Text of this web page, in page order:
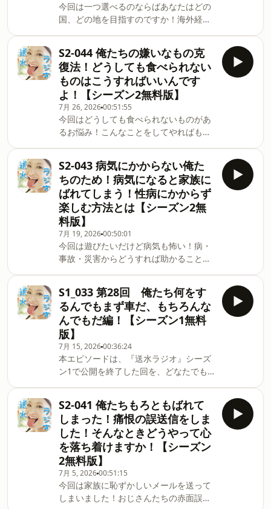
今回は一つ選べるのならばあなたはどの
国、どの地を目指すのですか！海外経験
ここだ！どなり:ジャニーさんの濃厚な
M!LKトークテーマ:情熱のタロイモ改め
三度の飯よりマン屁好き本エピソードは
シーズン2の無料版です。Apple Podcast
のサブスクに登録いただくと毎週エピソ
ードが届き、公開を終了していたシーズ
ン1のエピソードもアーカイブとして順
次お聴きいただけます。サブスクは
Apple Podcast限定となります。ご登録
のうえお楽しみください。番組へのメッ
セージはこちらか
ら⁠https://forms.gle/uGtvhtGgPuRYRLv17
S2-044 俺たちの嫌いなもの克
復法！どうしても食べられない
ものはこうすればいいんです
よ！【シーズン2無料版】
7月 26, 202600:51:55
今回はどうしても食べられないものがあ
るお悩み！こんなことをしてやればもう
まいなよ！どなり:SK大使のギノトーク
テーマ:体調の悪い隊長本エピソードはシ
ーズン2の無料版です。Apple Podcastの
サブスクに登録いただくと毎週エピソー
ドが届き、公開を終了していたシーズン
1のエピソードもアーカイブとして順次
お聴きいただけます。サブスクはApple
Podcast限定となります。ご登録のうえ
お楽しみください。番組へのメッセージ
はこちらか
ら⁠https://forms.gle/uGtvhtGgPuRYRLv17
S2-043 病気にかからない俺た
ちのため！病気になると家族に
ばれてしまう！性病にかからず
楽しむ方法とは【シーズン2無
料版】
7月 19, 202600:50:01
今回は遊びたいだけど病気も怖い！病・
事故・災害からどうすれば助かることが
よう！どなり:ぱっぱこ ハメ太郎レビュ
ー・トークテーマ:ミナミのツーチョン本
エピソードはシーズン2の無料版です。
Apple Podcastのサブスクに登録いただ
くと毎週エピソードが届き、公開を終了
していたシーズン1のエピソードもアー
カイブとして順次お聴きいただけます。
サブスクはApple Podcast限定となりま
す。ご登録のうえお楽しみください。番
組へのメッセージはこちらか
ら⁠https://forms.gle/uGtvhtGgPuRYRLv17
S1_033 第28回 俺たち何をす
るんでもまず車だ、もちろんな
んでもだ編！【シーズン1無料
版】
7月 15, 202600:36:24
本エピソードは、『送水ラジオ』シーズ
ン1で公開を終了した回を、どなたでも
信しています。（初回配信：2012年）📮
番組へのメッセージはこちらか
ら⁠⁠⁠⁠⁠⁠⁠https://forms.gle/uGtvhtGgPuRYRLv17
S2-041 俺たちもろともばれて
しまった！痛恨の誤送信をしま
した！そんなときどうやって心
を落ち着けますか！【シーズン
2無料版】
7月 5, 202600:51:15
今回は家族に恥ずかしいメールを送って
しまいました！おじさんたちの赤面誤送